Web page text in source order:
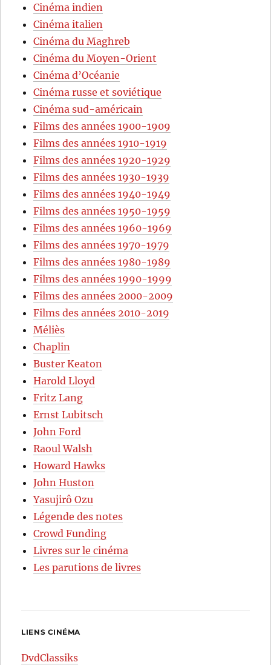
Cinéma indien
Cinéma italien
Cinéma du Maghreb
Cinéma du Moyen-Orient
Cinéma d’Océanie
Cinéma russe et soviétique
Cinéma sud-américain
Films des années 1900-1909
Films des années 1910-1919
Films des années 1920-1929
Films des années 1930-1939
Films des années 1940-1949
Films des années 1950-1959
Films des années 1960-1969
Films des années 1970-1979
Films des années 1980-1989
Films des années 1990-1999
Films des années 2000-2009
Films des années 2010-2019
Méliès
Chaplin
Buster Keaton
Harold Lloyd
Fritz Lang
Ernst Lubitsch
John Ford
Raoul Walsh
Howard Hawks
John Huston
Yasujirô Ozu
Légende des notes
Crowd Funding
Livres sur le cinéma
Les parutions de livres
LIENS CINÉMA
DvdClassiks